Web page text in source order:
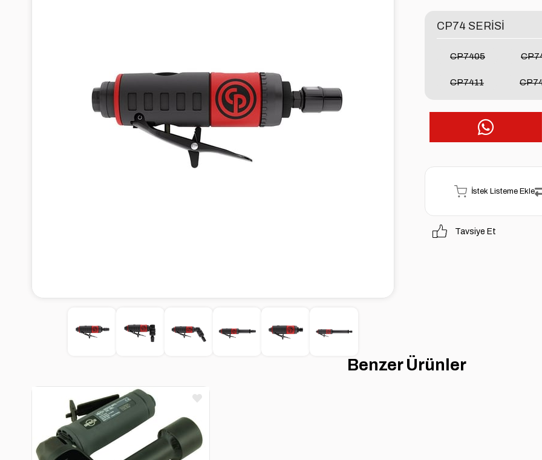
CP74 SERİSİ
CP7405
CP7411
İstek Listeme Ekle
Tavsiye Et
Benzer Ürünler